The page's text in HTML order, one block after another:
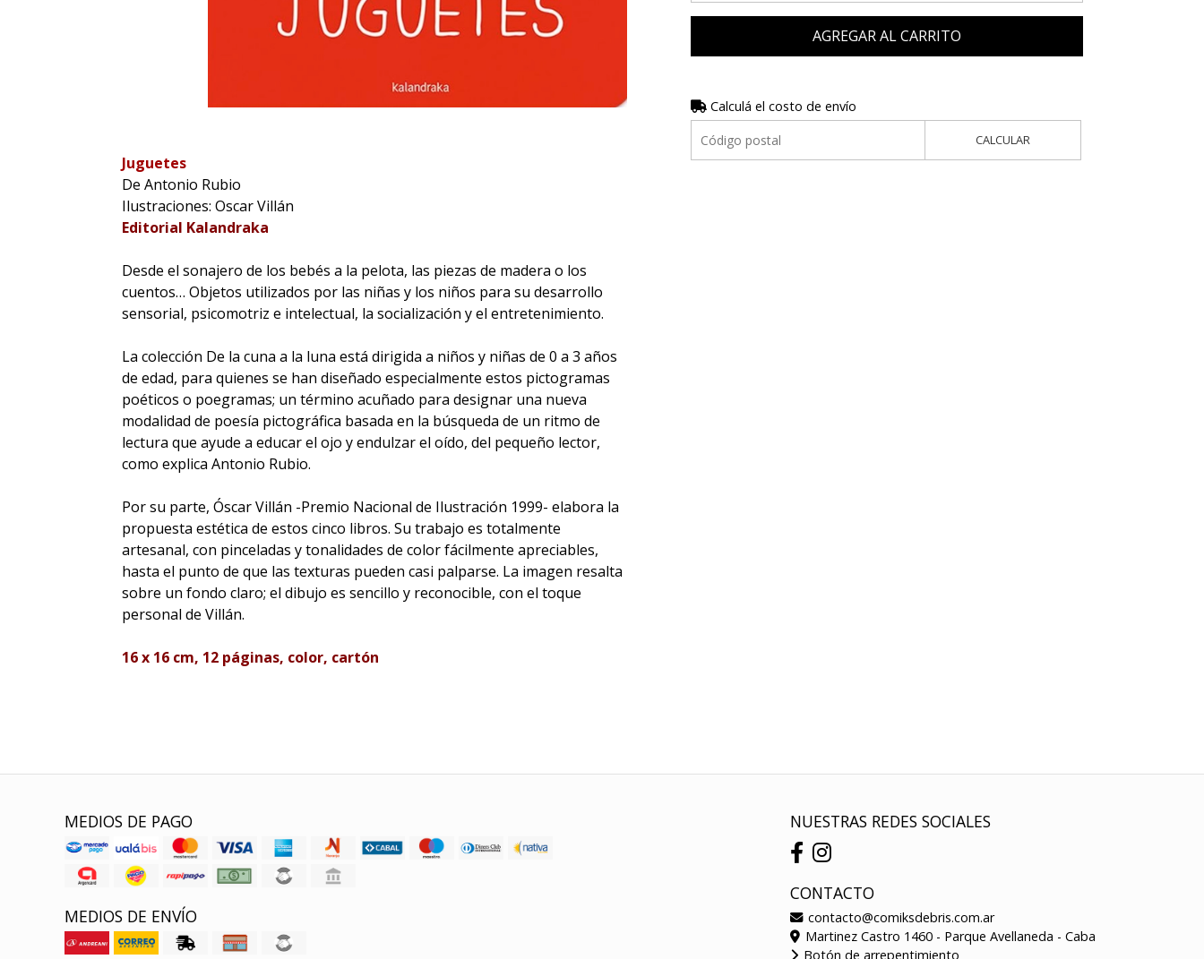
Juguetes
De Antonio Rubio
Ilustraciones: Oscar Villán
Editorial Kalandraka
Desde el sonajero de los bebés a la pelota, las piezas de madera o los
cuentos… Objetos utilizados por las niñas y los niños para su desarrollo
sensorial, psicomotriz e intelectual, la socialización y el entretenimiento.
La colección De la cuna a la luna está dirigida a niños y niñas de 0 a 3 años
de edad, para quienes se han diseñado especialmente estos pictogramas
poéticos o poegramas; un término acuñado para designar una nueva
modalidad de poesía pictográfica basada en la búsqueda de un ritmo de
lectura que ayude a educar el ojo y endulzar el oído, del pequeño lector,
como explica Antonio Rubio.
Por su parte, Óscar Villán -Premio Nacional de Ilustración 1999- elabora la
propuesta estética de estos cinco libros. Su trabajo es totalmente
artesanal, con pinceladas y tonalidades de color fácilmente apreciables,
hasta el punto de que las texturas pueden casi palparse. La imagen resalta
sobre un fondo claro; el dibujo es sencillo y reconocible, con el toque
personal de Villán.
16 x 16 cm, 12 páginas, color, cartón
AGREGAR AL CARRITO
Calculá el costo de envío
CALCULAR
MEDIOS DE PAGO
MEDIOS DE ENVÍO
NUESTRAS REDES SOCIALES
CONTACTO
contacto@comiksdebris.com.ar
Martinez Castro 1460 - Parque Avellaneda - Caba
Botón de arrepentimiento